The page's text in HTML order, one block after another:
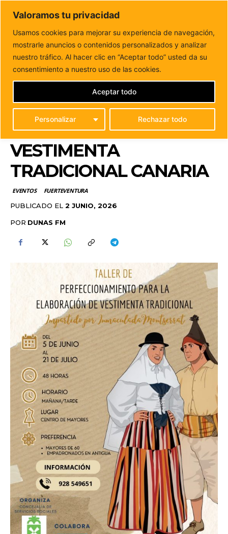
Valoramos tu privacidad
Usamos cookies para mejorar su experiencia de navegación,
mostrarle anuncios o contenidos personalizados y analizar
nuestro tráfico. Al hacer clic en “Aceptar todo” usted da su
consentimiento a nuestro uso de las cookies.
Personalizar Rechazar todo
Aceptar todo
DUNAS FM
Tu informacion de forma cercana
Inicio EVENTOS
Antigua abre un taller para aprender y
perfeccionar la vestimenta tradicional canaria
ANTIGUA ABRE UN
TALLER PARA
APRENDER Y
PERFECCIONAR LA
VESTIMENTA
TRADICIONAL CANARIA
EVENTOS FUERTEVENTURA
PUBLICADO EL 2 JUNIO, 2026
POR DUNAS FM